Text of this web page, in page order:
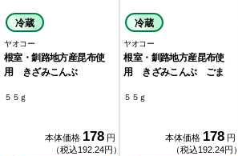
冷蔵
ヤオコー
根室・釧路地方産昆布使
用 きざみこんぶ
５５ｇ
本体価格 178 円
（税込192.24円）
冷蔵
ヤオコー
根室・釧路地方産昆布使
用 きざみこんぶ ごま
５５ｇ
本体価格 178 円
（税込192.24円）